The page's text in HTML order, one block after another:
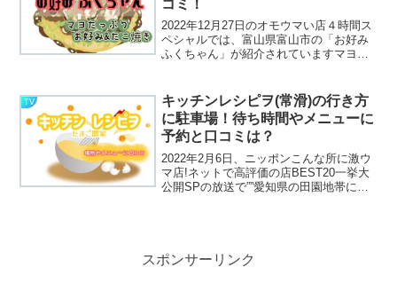
コミ！
2022年12月27日のオモウマい店４時間ス
ペシャルでは、富山県富山市の「お好み
ふくちゃん」が紹介されていますマヨネ
敵な接客をしているお店なんですよそれ
では、お好みふく...
TV
キッチンレシピヲ(常滑)の行き方
に駐車場！待ち時間やメニューに
予約と口コミは？
2022年2月6日、ニッポンこんな所に激ウ
マ店!ネットで高評価の店BEST20一挙大
公開SPの放送で””愛知県の田園地帯に１
スポンサーリンク